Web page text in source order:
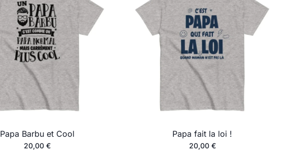
Papa Barbu et Cool
20,00 €
Papa fait la loi !
20,00 €